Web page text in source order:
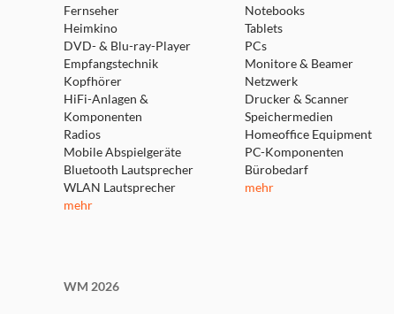
Fernseher
Heimkino
DVD- & Blu-ray-Player
Empfangstechnik
Kopfhörer
HiFi-Anlagen &
Komponenten
Radios
Mobile Abspielgeräte
Bluetooth Lautsprecher
WLAN Lautsprecher
mehr
Notebooks
Tablets
PCs
Monitore & Beamer
Netzwerk
Drucker & Scanner
Speichermedien
Homeoffice Equipment
PC-Komponenten
Bürobedarf
mehr
WM 2026